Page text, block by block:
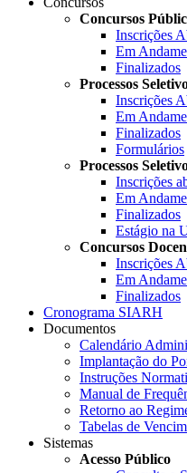
Concursos
Inscrições
Em
Finalizados
Processos
Inscrições
Em
Finalizados
Formulários
Processos
Inscrições
Em
Finalizados
Estágio na
Concursos
Inscrições
Em
Finalizados
Cronograma SIARH
Documentos
Calendário
Implantação do
Instruções
Manual de
Retorno ao
Tabelas de
Sistemas
Acesso Público